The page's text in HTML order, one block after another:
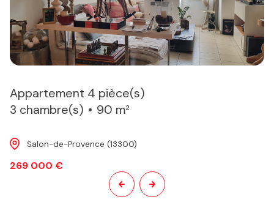
Appartement 4 pièce(s)
3 chambre(s)
90 m²
Salon-de-Provence (13300)
269 000 €